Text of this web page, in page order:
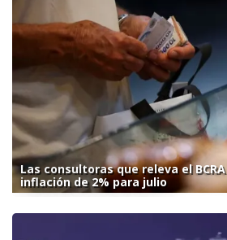
Las consultoras que releva el
inflación de 2% para julio